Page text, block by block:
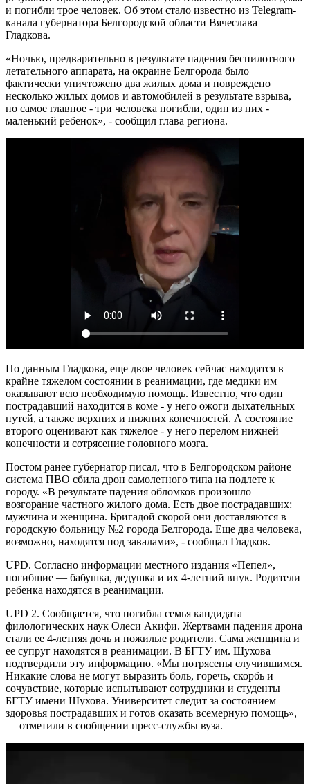
и погибли трое человек. Об этом стало известно из Telegram-
канала губернатора Белгородской области Вячеслава
Гладкова.
«Ночью, предварительно в результате падения беспилотного
летательного аппарата, на окраине Белгорода было
фактически уничтожено два жилых дома и повреждено
несколько жилых домов и автомобилей в результате взрыва,
но самое главное - три человека погибли, один из них -
маленький ребенок», - сообщил глава региона.
По данным Гладкова, еще двое человек сейчас находятся в
крайне тяжелом состоянии в реанимации, где медики им
оказывают всю необходимую помощь. Известно, что один
пострадавший находится в коме - у него ожоги дыхательных
путей, а также верхних и нижних конечностей. А состояние
второго оценивают как тяжелое - у него перелом нижней
конечности и сотрясение головного мозга.
Постом ранее губернатор писал, что в Белгородском районе
система ПВО сбила дрон самолетного типа на подлете к
городу. «В результате падения обломков произошло
возгорание частного жилого дома. Есть двое пострадавших:
мужчина и женщина. Бригадой скорой они доставляются в
городскую больницу №2 города Белгорода. Еще два человека,
возможно, находятся под завалами», - сообщал Гладков.
UPD. Согласно информации местного издания «Пепел»,
погибшие — бабушка, дедушка и их 4-летний внук. Родители
ребенка находятся в реанимации.
UPD 2. Сообщается, что погибла семья кандидата
филологических наук Олеси Акифи. Жертвами падения дрона
стали ее 4-летняя дочь и пожилые родители. Сама женщина и
ее супруг находятся в реанимации. В БГТУ им. Шухова
подтвердили эту информацию. «Мы потрясены случившимся.
Никакие слова не могут выразить боль, горечь, скорбь и
сочувствие, которые испытывают сотрудники и студенты
БГТУ имени Шухова. Университет следит за состоянием
здоровья пострадавших и готов оказать всемерную помощь»,
— отметили в сообщении пресс-службы вуза.